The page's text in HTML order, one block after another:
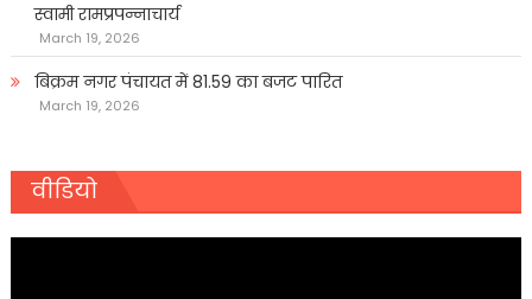
स्वामी रामप्रपन्नाचार्य
March 19, 2026
बिक्रम नगर पंचायत में 81.59 का बजट पारित
March 19, 2026
वीडियो